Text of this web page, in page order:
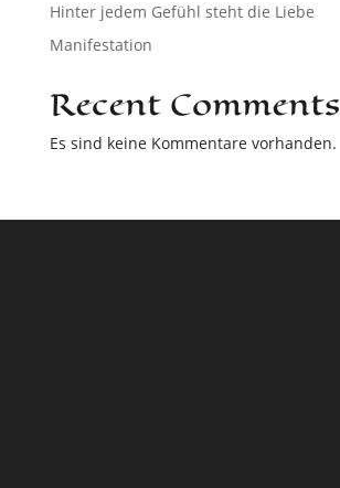
Hinter jedem Gefühl steht die Liebe
Manifestation
Recent Comments
Es sind keine Kommentare vorhanden.